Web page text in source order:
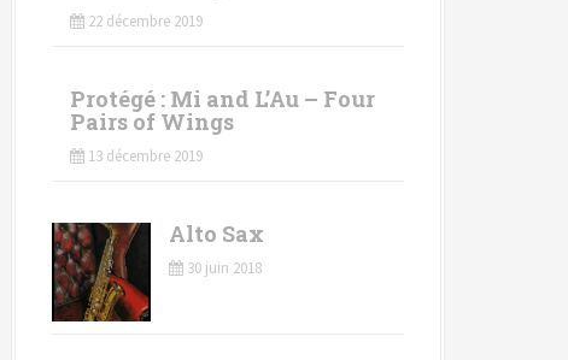
22 décembre 2019
Protégé : Mi and L’Au – Four
Pairs of Wings
13 décembre 2019
Alto Sax
30 juin 2018